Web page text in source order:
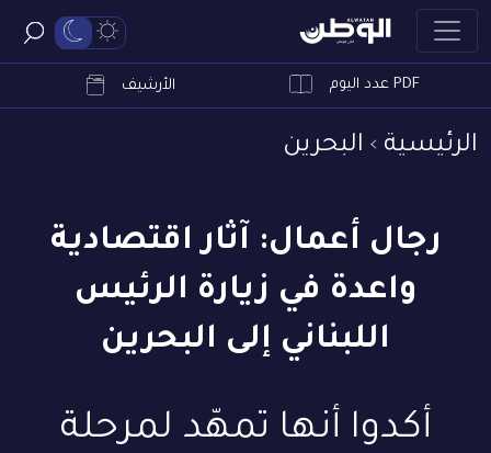
PDF عدد اليوم الأرشيف
الرئيسية البحرين
رجال أعمال: آثار اقتصادية
واعدة في زيارة الرئيس
اللبناني إلى البحرين
أكدوا أنها تمهّد لمرحلة